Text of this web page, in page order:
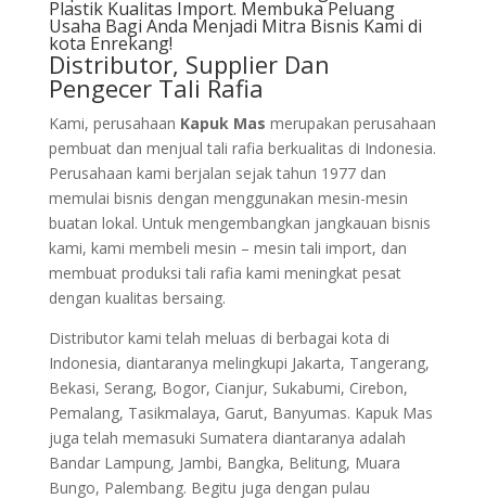
Plastik Kualitas Import. Membuka Peluang
Usaha Bagi Anda Menjadi Mitra Bisnis Kami di
kota Enrekang!
Distributor, Supplier Dan
Pengecer Tali Rafia
Kami, perusahaan Kapuk Mas merupakan perusahaan
pembuat dan menjual tali rafia berkualitas di Indonesia.
Perusahaan kami berjalan sejak tahun 1977 dan
memulai bisnis dengan menggunakan mesin-mesin
buatan lokal. Untuk mengembangkan jangkauan bisnis
kami, kami membeli mesin – mesin tali import, dan
membuat produksi tali rafia kami meningkat pesat
dengan kualitas bersaing.
Distributor kami telah meluas di berbagai kota di
Indonesia, diantaranya melingkupi Jakarta, Tangerang,
Bekasi, Serang, Bogor, Cianjur, Sukabumi, Cirebon,
Pemalang, Tasikmalaya, Garut, Banyumas. Kapuk Mas
juga telah memasuki Sumatera diantaranya adalah
Bandar Lampung, Jambi, Bangka, Belitung, Muara
Bungo, Palembang. Begitu juga dengan pulau